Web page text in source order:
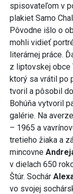
spisovateľom v
plakiet Samo
Pôvodne išlo o
mohli vidieť
literárnej práce.
z liptovskej obce
ktorý sa vrátil po
tvoril a pôsobil
Bohúňa vytvoril
galérie. Na
– 1965 a
tretieho žiaka a
mincovne
v dielach 650
Štúr. Sochár
vo svojej